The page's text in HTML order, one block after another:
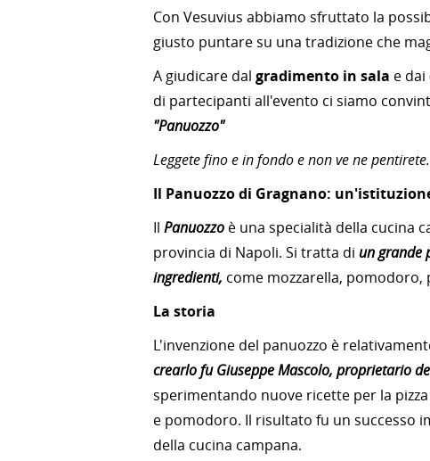
Con Vesuvius abbiamo sfruttato la
giusto puntare su una tradizione che
A giudicare dal gradimento in sala e dai
di partecipanti all'evento ci siamo
"Panuozzo"
Leggete fino e in fondo e non ve ne
Il Panuozzo di Gragnano:
Il Panuozzo è una specialità della cucina
provincia di Napoli. Si tratta di un grande
ingredienti, come mozzarella,
La storia
L'invenzione del panuozzo è
crearlo fu Giuseppe Mascolo, proprietario
sperimentando nuove ricette per la
e pomodoro. Il risultato fu un successo
della cucina campana.